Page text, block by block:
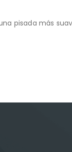
pisada más